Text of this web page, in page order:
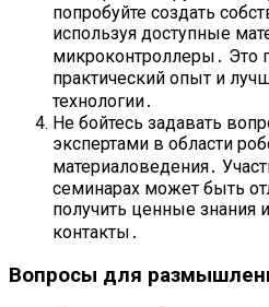
попробуйте создать
используя доступные
микроконтроллеры․ Это
практический опыт и
технологии․
Не бойтесь задавать
экспертами в области
материаловедения․
семинарах может быть
получить ценные знания
контакты․
Вопросы для